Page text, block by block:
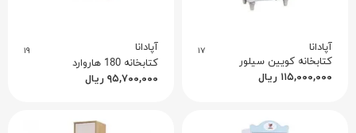
آپادانا ۱۷
کتابخانه کویین سیلور
۱۱۵,۰۰۰,۰۰۰ ریال
آپادانا ۱۹
کتابخانه 180 هاروارد
۹۵,۷۰۰,۰۰۰ ریال